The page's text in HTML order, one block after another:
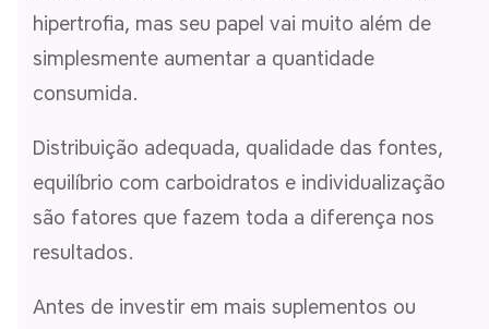
hipertrofia, mas seu papel vai muito além de
simplesmente aumentar a quantidade
consumida.
Distribuição adequada, qualidade das fontes,
equilíbrio com carboidratos e individualização
são fatores que fazem toda a diferença nos
resultados.
Antes de investir em mais suplementos ou